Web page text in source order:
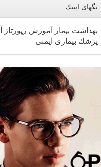
تگهای اپتیك
بهداشت بیمار آموزش رپورتاژ
پزشك بیماری ایمنی